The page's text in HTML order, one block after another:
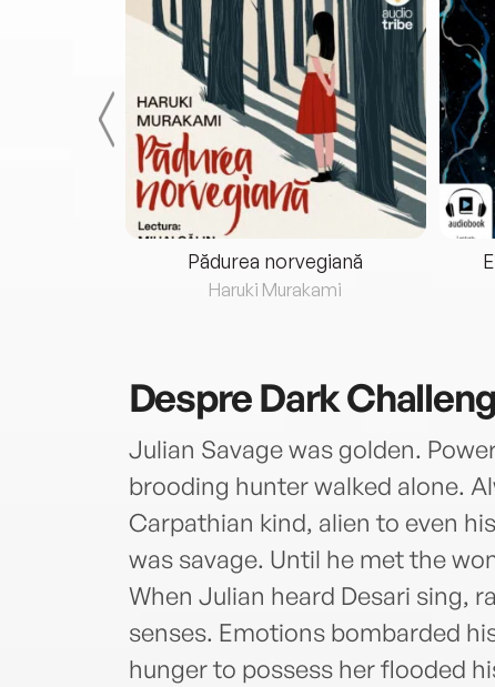
Pădurea norvegiană
Haruki Murakami
DespreDark
Julian Savage was golden.
brooding hunter walked alone.
Carpathian kind, alien to even
was savage. Until he met the
When Julian heard Desari sing,
senses. Emotions bombarded
hunger to possess her flooded